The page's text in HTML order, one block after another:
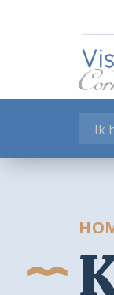
Gerookte
Kant-en-klaar
Schelpdieren
Verse
Vissoepen
Zeegroenten
Winkelmand